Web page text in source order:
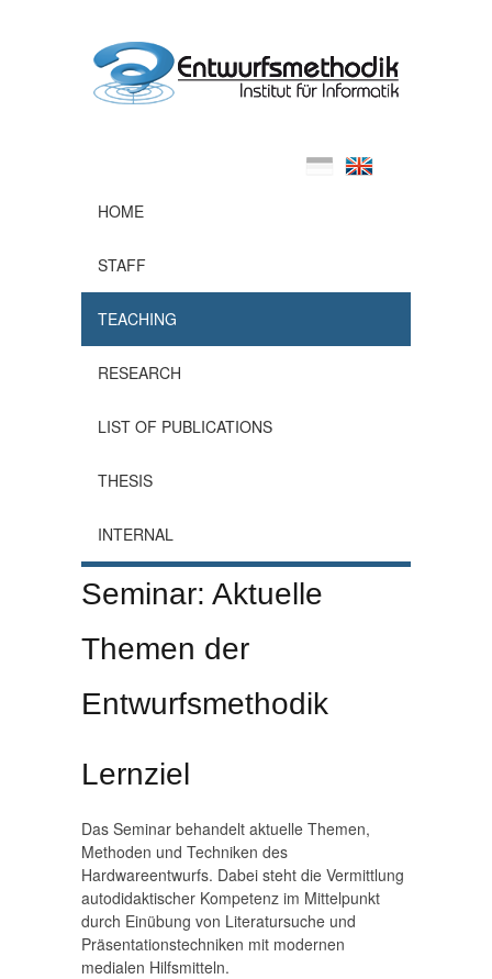
HOME
STAFF
TEACHING
RESEARCH
LIST OF PUBLICATIONS
THESIS
INTERNAL
Seminar: Aktuelle
Themen der
Entwurfsmethodik
Lernziel
Das Seminar behandelt aktuelle Themen,
Methoden und Techniken des
Hardwareentwurfs. Dabei steht die Vermittlung
autodidaktischer Kompetenz im Mittelpunkt
durch Einübung von Literatursuche und
Präsentationstechniken mit modernen
medialen Hilfsmitteln.